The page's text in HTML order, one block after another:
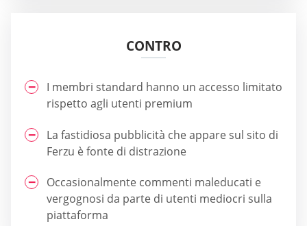
CONTRO
I membri standard hanno un accesso limitato
rispetto agli utenti premium
La fastidiosa pubblicità che appare sul sito di
Ferzu è fonte di distrazione
Occasionalmente commenti maleducati e
vergognosi da parte di utenti mediocri sulla
piattaforma